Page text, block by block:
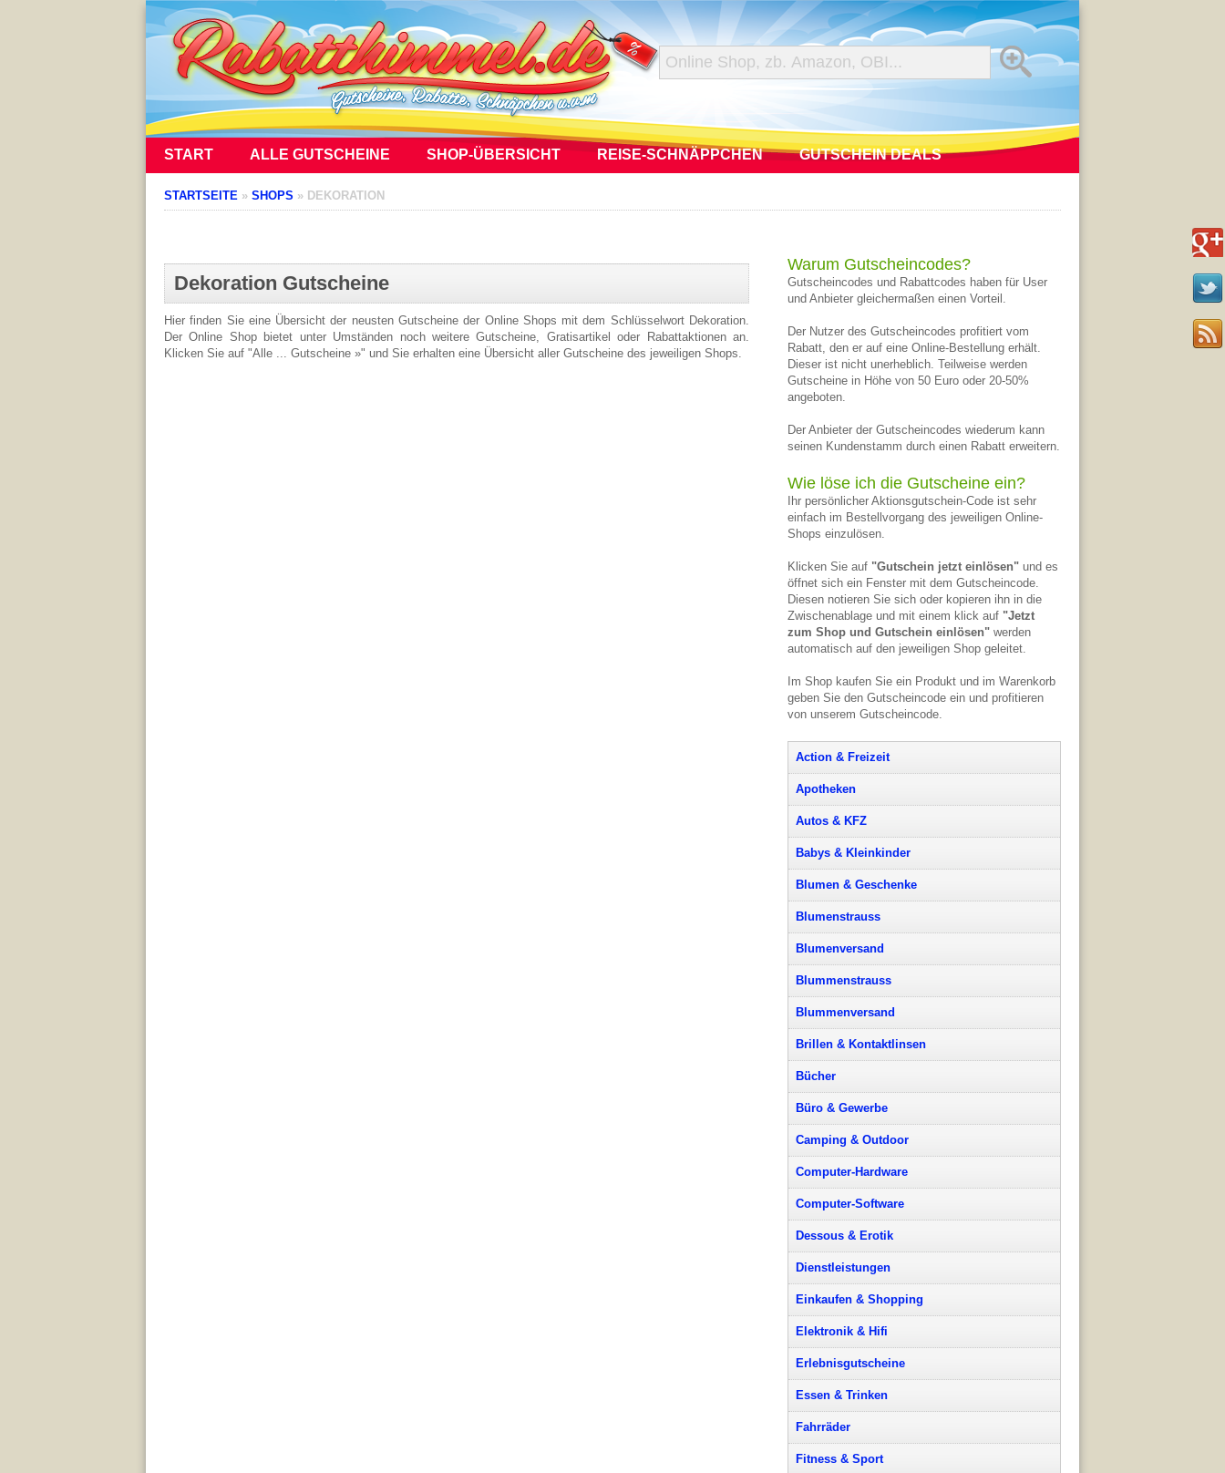
START ALLE GUTSCHEINE SHOP-ÜBERSICHT REISE-SCHNÄPPCHEN GUTSCHEIN DEALS
STARTSEITE » SHOPS » DEKORATION
Dekoration Gutscheine
Hier finden Sie eine Übersicht der neusten Gutscheine der Online Shops mit dem Schlüsselwort Dekoration.
Der Online Shop bietet unter Umständen noch weitere Gutscheine, Gratisartikel oder Rabattaktionen an.
Klicken Sie auf "Alle ... Gutscheine »" und Sie erhalten eine Übersicht aller Gutscheine des jeweiligen Shops.
Warum Gutscheincodes?
Gutscheincodes und Rabattcodes haben für User
und Anbieter gleichermaßen einen Vorteil.
Der Nutzer des Gutscheincodes profitiert vom
Rabatt, den er auf eine Online-Bestellung erhält.
Dieser ist nicht unerheblich. Teilweise werden
Gutscheine in Höhe von 50 Euro oder 20-50%
angeboten.
Der Anbieter der Gutscheincodes wiederum kann
seinen Kundenstamm durch einen Rabatt erweitern.
Wie löse ich die Gutscheine ein?
Ihr persönlicher Aktionsgutschein-Code ist sehr
einfach im Bestellvorgang des jeweiligen Online-
Shops einzulösen.
Klicken Sie auf "Gutschein jetzt einlösen" und es
öffnet sich ein Fenster mit dem Gutscheincode.
Diesen notieren Sie sich oder kopieren ihn in die
Zwischenablage und mit einem klick auf "Jetzt
zum Shop und Gutschein einlösen" werden
automatisch auf den jeweiligen Shop geleitet.
Im Shop kaufen Sie ein Produkt und im Warenkorb
geben Sie den Gutscheincode ein und profitieren
von unserem Gutscheincode.
Action & Freizeit
Apotheken
Autos & KFZ
Babys & Kleinkinder
Blumen & Geschenke
Blumenstrauss
Blumenversand
Blummenstrauss
Blummenversand
Brillen & Kontaktlinsen
Bücher
Büro & Gewerbe
Camping & Outdoor
Computer-Hardware
Computer-Software
Dessous & Erotik
Dienstleistungen
Einkaufen & Shopping
Elektronik & Hifi
Erlebnisgutscheine
Essen & Trinken
Fahrräder
Fitness & Sport